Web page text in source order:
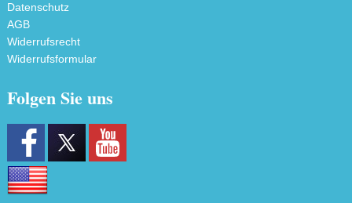
Datenschutz
AGB
Widerrufsrecht
Widerrufsformular
Folgen Sie uns